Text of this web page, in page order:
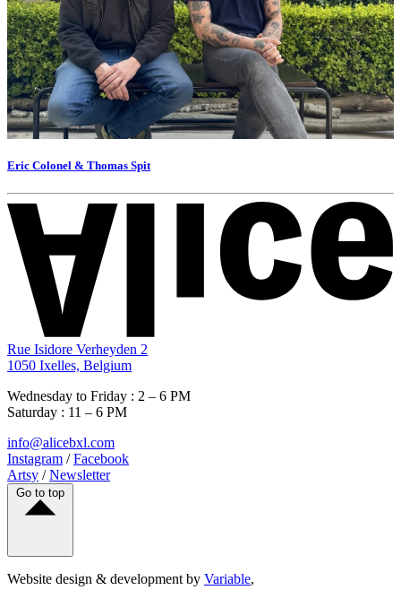
Eric Colonel & Thomas Spit
Rue Isidore Verheyden 2
1050 Ixelles, Belgium
Wednesday to Friday : 2 – 6 PM
Saturday : 11 – 6 PM
info@alicebxl.com
Instagram /Facebook
Artsy /Newsletter
Go to top
Website design & development by Variable,